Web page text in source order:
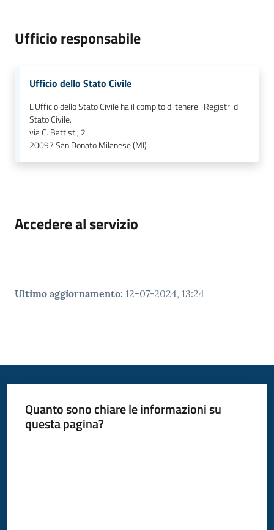
Ufficio responsabile
Ufficio dello Stato Civile
L'Ufficio dello Stato Civile ha il compito di tenere i Registri di
Stato Civile.
via C. Battisti, 2
20097San Donato Milanese (MI)
Accedere al servizio
Ultimo aggiornamento: 12-07-2024, 13:24
Quanto sono chiare le informazioni su
questa pagina?